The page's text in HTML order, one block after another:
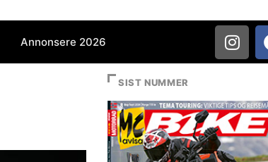
Annonsere 2026
SIST NUMMER